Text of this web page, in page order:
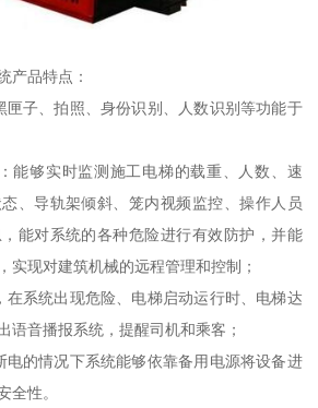
产品特点：
匣子、拍照、身份识别、人数识别等功能于
能够实时监测施工电梯的载重、人数、速
、导轨架倾斜、笼内视频监控、操作人员
能对系统的各种危险进行有效防护，并能
实现对建筑机械的远程管理和控制；
在系统出现危险、电梯启动运行时、电梯达
语音播报系统，提醒司机和乘客；
电的情况下系统能够依靠备用电源将设备进
全性。